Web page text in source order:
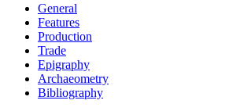
General
Features
Production
Trade
Epigraphy
Archaeometry
Bibliography